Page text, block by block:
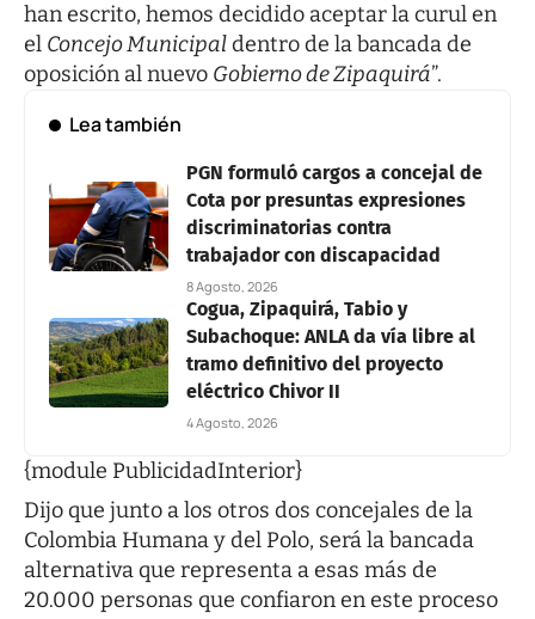
han escrito, hemos decidido aceptar la curul en
el Concejo Municipaldentro de la bancada de
oposición al nuevo Gobierno de Zipaquirá”.
Lea también
PGN formuló cargos a concejal de
Cota por presuntas expresiones
discriminatorias contra
trabajador con discapacidad
8 Agosto, 2026
Cogua, Zipaquirá, Tabio y
Subachoque: ANLA da vía libre al
tramo definitivo del proyecto
eléctrico Chivor II
4 Agosto, 2026
{module PublicidadInterior}
Dijo que junto a los otros dos concejales de la
Colombia Humana y del Polo, será la bancada
alternativa que representa a esas más de
20.000 personas que confiaron en este proceso